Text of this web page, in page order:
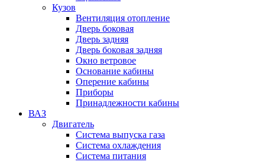
Кузов
Вентиляция отопление
Дверь боковая
Дверь задняя
Дверь боковая задняя
Окно ветровое
Основание кабины
Оперение кабины
Приборы
Принадлежности кабины
ВАЗ
Двигатель
Система выпуска газа
Система охлаждения
Система питания